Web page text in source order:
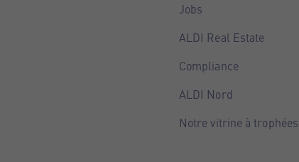
Jobs
ALDI Real Estate
Compliance
ALDI Nord
Notre vitrine à trophées